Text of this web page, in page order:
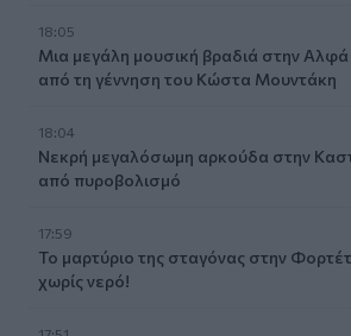
18:05
Μια μεγάλη μουσική βραδιά στην Αλφά
από τη γέννηση του Κώστα Μουντάκη
18:04
Νεκρή μεγαλόσωμη αρκούδα στην
από πυροβολισμό
17:59
Το μαρτύριο της σταγόνας στην
χωρίς νερό!